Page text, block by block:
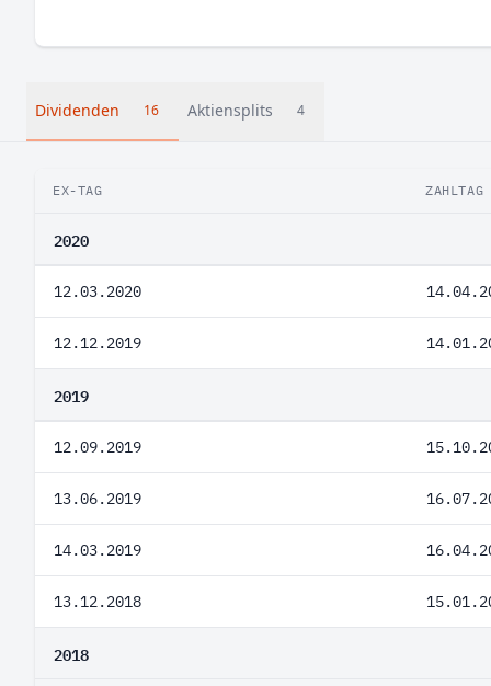
Dividenden 16 Aktiensplits 4
EX-TAG ZAHLTAG
2020
12.03.2020
12.12.2019
2019
12.09.2019
13.06.2019
14.03.2019
13.12.2018
2018